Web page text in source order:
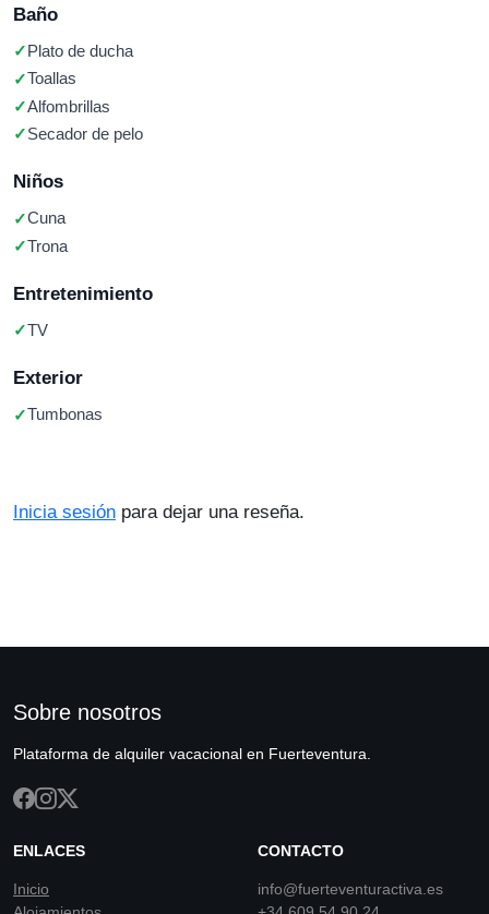
Baño
Plato de ducha
Toallas
Alfombrillas
Secador de pelo
Niños
Cuna
Trona
Entretenimiento
TV
Exterior
Tumbonas
Inicia sesión para dejar una reseña.
Sobre nosotros
Plataforma de alquiler vacacional en Fuerteventura.
ENLACES
Inicio
CONTACTO
info@fuerteventuractiva.es